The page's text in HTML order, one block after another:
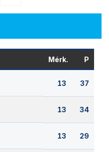
Mérk. P
13 37
13 34
13 29